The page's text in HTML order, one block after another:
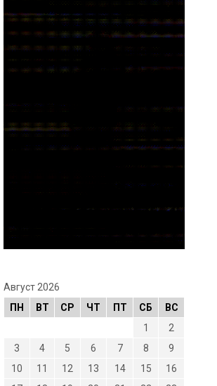
Август 2026
ПН
ВТ СР ЧТ ПТ СБ
ВС
1
2
3
4 5 6 7 8
9
10
11 12 13 14 15
16